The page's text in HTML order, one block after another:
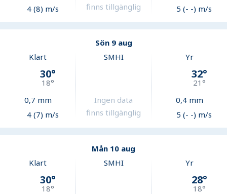
4 (8) m/s
finns tillgänglig
5 (- -) m/s
Sön 9 aug
Klart
30°
18°
0,7 mm
4 (7) m/s
SMHI
Ingen data
finns tillgänglig
Yr
32°
21°
0,4mm
5 (- -) m/s
Mån 10 aug
Klart
30°
18°
SMHI Yr
28°
18°